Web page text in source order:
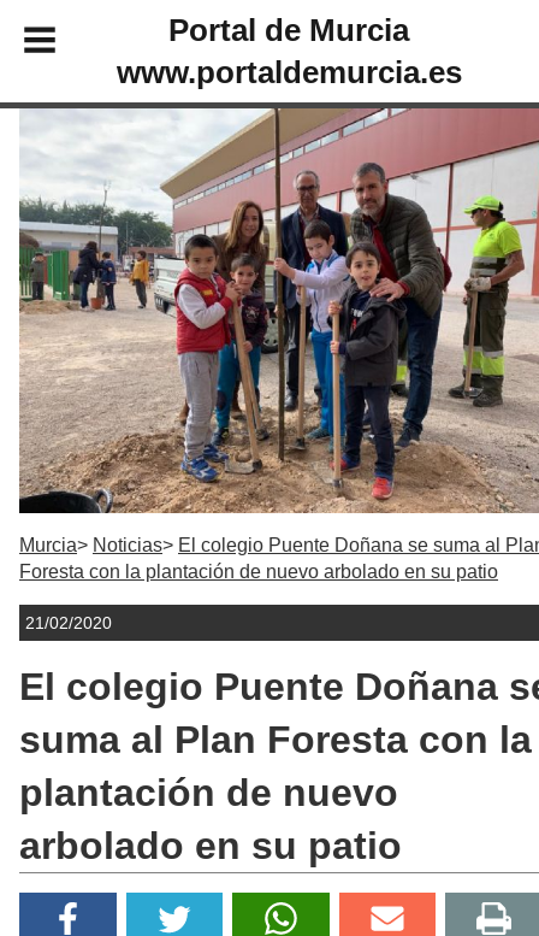
Portal de Murcia
www.portaldemurcia.es
Murcia Noticias
El colegio Puente Doñana se suma al
Foresta con la plantación de nuevo arbolado en su patio
21/02/2020
El colegio Puente Doñana
suma al Plan Foresta con la
plantación de nuevo
arbolado en su patio